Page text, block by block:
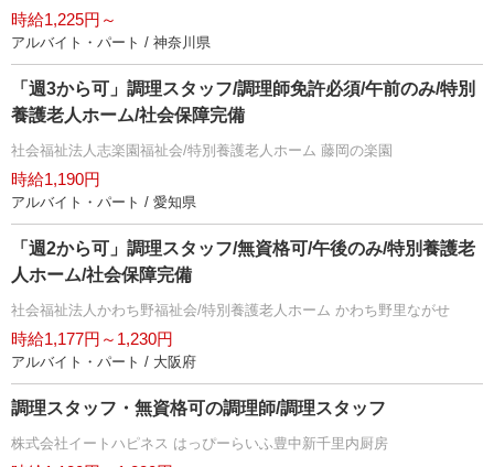
時給1,225円～
アルバイト・パート / 神奈川県
「週3から可」調理スタッフ/調理師免許必須/午前のみ/特別
養護老人ホーム/社会保障完備
社会福祉法人志楽園福祉会/特別養護老人ホーム 藤岡の楽園
時給1,190円
アルバイト・パート / 愛知県
「週2から可」調理スタッフ/無資格可/午後のみ/特別養護老
人ホーム/社会保障完備
社会福祉法人かわち野福祉会/特別養護老人ホーム かわち野里ながせ
時給1,177円～1,230円
アルバイト・パート / 大阪府
調理スタッフ・無資格可の調理師/調理スタッフ
株式会社イートハピネス はっぴーらいふ豊中新千里内厨房